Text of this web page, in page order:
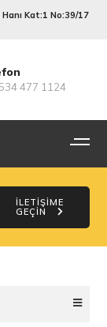
Kat:1 No:39/17
477 1124
İLETİŞİME
GEÇİN